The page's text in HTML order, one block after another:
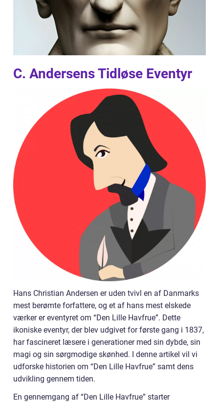
C. Andersens Tidløse Eventyr
Hans Christian Andersen er uden tvivl en af Danmarks
mest berømte forfattere, og et af hans mest elskede
værker er eventyret om “Den Lille Havfrue”. Dette
ikoniske eventyr, der blev udgivet for første gang i 1837,
har fascineret læsere i generationer med sin dybde, sin
magi og sin sørgmodige skønhed. I denne artikel vil vi
udforske historien om “Den Lille Havfrue” samt dens
udvikling gennem tiden.
En gennemgang af “Den Lille Havfrue” starter